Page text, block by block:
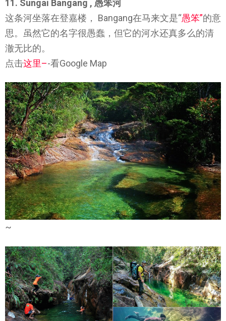
11. Sungai Bangang , 愚笨河
这条河坐落在登嘉楼， Bangang在马来文是“愚笨”的意
思。虽然它的名字很愚蠢，但它的河水还真多么的清
澈无比的。
点击这里–-看Google Map
~